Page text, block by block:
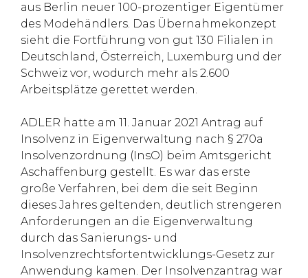
aus Berlin neuer 100-prozentiger Eigentümer
des Modehändlers. Das Übernahmekonzept
sieht die Fortführung von gut 130 Filialen in
Deutschland, Österreich, Luxemburg und der
Schweiz vor, wodurch mehr als 2.600
Arbeitsplätze gerettet werden.
ADLER hatte am 11. Januar 2021 Antrag auf
Insolvenz in Eigenverwaltung nach § 270a
Insolvenzordnung (InsO) beim Amtsgericht
Aschaffenburg gestellt. Es war das erste
große Verfahren, bei dem die seit Beginn
dieses Jahres geltenden, deutlich strengeren
Anforderungen an die Eigenverwaltung
durch das Sanierungs- und
Insolvenzrechtsfortentwicklungs-Gesetz zur
Anwendung kamen. Der Insolvenzantrag war